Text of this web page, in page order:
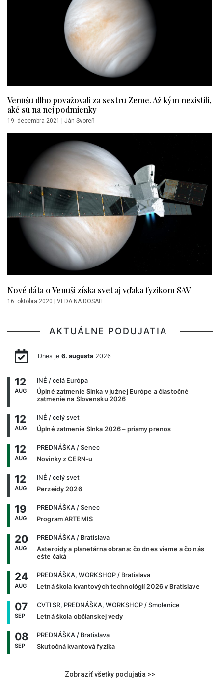
Venušu dlho považovali za sestru Zeme. Až kým nezistili,
aké sú na nej podmienky
19. decembra 2021 Ján Svoreň
Nové dáta o Venuši získa svet aj vďaka fyzikom SAV
16. októbra 2020 | VEDA NA DOSAH
AKTUÁLNE PODUJATIA
Dnes je 6. augusta2026
12
AUG
INÉ / celá Európa
Úplné zatmenie Slnka v južnej Európe a čiastočné
zatmenie na Slovensku 2026
12
AUG
INÉ / celý svet
Úplné zatmenie Slnka 2026 – priamy prenos
12
AUG
PREDNÁŠKA / Senec
Novinky z CERN-u
12
AUG
INÉ / celý svet
Perzeidy 2026
19
AUG
PREDNÁŠKA / Senec
Program ARTEMIS
20
AUG
PREDNÁŠKA / Bratislava
Asteroidy a planetárna obrana: čo dnes vieme a čo nás
ešte čaká
24
AUG
PREDNÁŠKA, WORKSHOP / Bratislava
Letná škola kvantových technológií 2026 v Bratislave
07
SEP
CVTI SR, PREDNÁŠKA, WORKSHOP / Smolenice
Letná škola občianskej vedy
08
SEP
PREDNÁŠKA / Bratislava
Skutočná kvantová fyzika
Zobraziť všetky podujatia >>